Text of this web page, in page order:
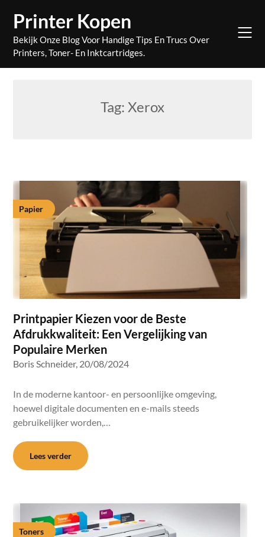
content
Printer Kopen
Bekijk Onze Blog Voor Handige Tips En Trucs Over
Printers, Toner- En Inktcartridges.
Tag: Xerox
Papier
Printpapier Kiezen voor de Beste
Afdrukkwaliteit: Een Vergelijking van
Populaire Merken
Boris Schneider, 20/08/2024
In de moderne kantoor- en persoonlijke omgeving,
hoewel digitale documenten en e-mails steeds
gebruikelijker worden,…
Lees verder
Toners